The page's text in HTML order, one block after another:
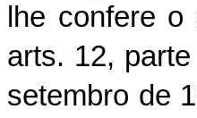
lhe confere
arts. 12,
setembro de